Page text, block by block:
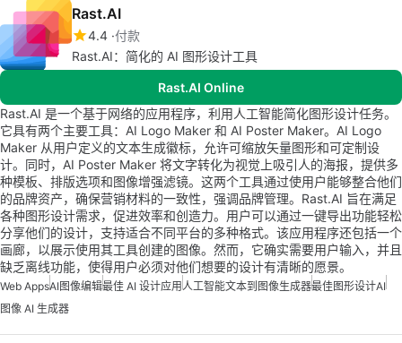
Rast.AI
4.4 付款
Rast.AI：简化的 AI 图形设计工具
Rast.AI Online
Rast.AI 是一个基于网络的应用程序，利用人工智能简化图形设计任务。
它具有两个主要工具：AI Logo Maker 和 AI Poster Maker。AI Logo
Maker 从用户定义的文本生成徽标，允许可缩放矢量图形和可定制设
计。同时，AI Poster Maker 将文字转化为视觉上吸引人的海报，提供多
种模板、排版选项和图像增强滤镜。这两个工具通过使用户能够整合他们
的品牌资产，确保营销材料的一致性，强调品牌管理。Rast.AI 旨在满足
各种图形设计需求，促进效率和创造力。用户可以通过一键导出功能轻松
分享他们的设计，支持适合不同平台的多种格式。该应用程序还包括一个
画廊，以展示使用其工具创建的图像。然而，它确实需要用户输入，并且
缺乏离线功能，使得用户必须对他们想要的设计有清晰的愿景。
Web AppsAI图像编辑最佳 AI 设计应用人工智能文本到图像生成器最佳图形设计AI
图像 AI 生成器